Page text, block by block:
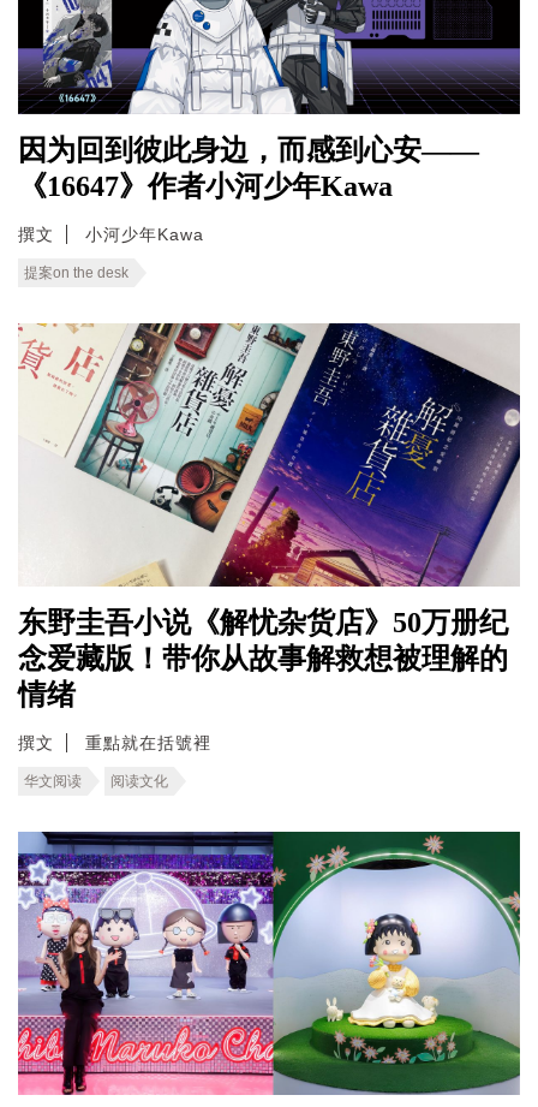
因为回到彼此身边，而感到心安——
《16647》作者小河少年Kawa
撰文 小河少年Kawa
提案on the desk
东野圭吾小说《解忧杂货店》50万册纪
念爱藏版！带你从故事解救想被理解的
情绪
撰文 重點就在括號裡
华文阅读 阅读文化